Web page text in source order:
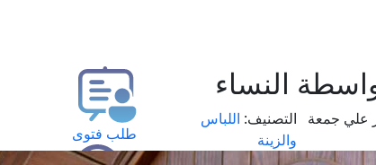
النساء
علي جمعة
التصنيف: اللباس
والزينة
طلب فتوى